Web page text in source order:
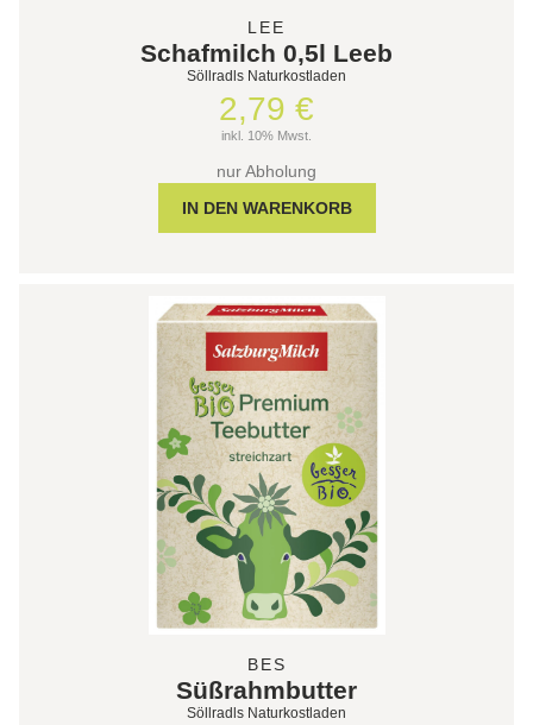
LEE
Schafmilch 0,5l Leeb
Söllradls Naturkostladen
2,79 €
inkl. 10% Mwst.
nur Abholung
BES
Süßrahmbutter
Söllradls Naturkostladen